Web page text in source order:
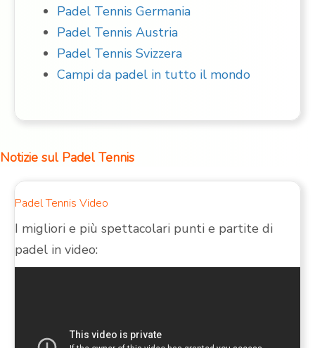
Padel Tennis Germania
Padel Tennis Austria
Padel Tennis Svizzera
Campi da padel in tutto il mondo
Notizie sul Padel Tennis
Padel Tennis Video
I migliori e più spettacolari punti e partite di
padel in video: